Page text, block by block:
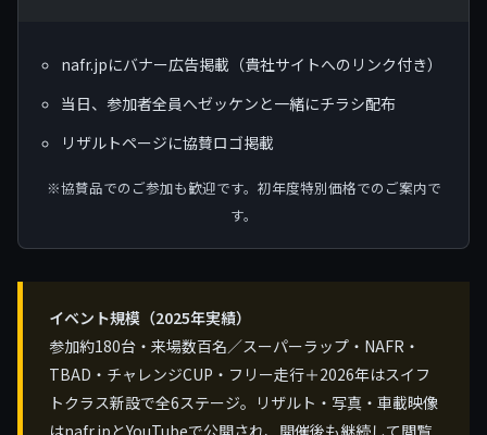
nafr.jpにバナー広告掲載（貴社サイトへのリンク付き）
当日、参加者全員へゼッケンと一緒にチラシ配布
リザルトページに協賛ロゴ掲載
※協賛品でのご参加も歓迎です。初年度特別価格でのご案内で
す。
イベント規模（2025年実績）
参加約180台・来場数百名／スーパーラップ・NAFR・
TBAD・チャレンジCUP・フリー走行＋2026年はスイフ
トクラス新設で全6ステージ。リザルト・写真・車載映像
はnafr.jpとYouTubeで公開され、開催後も継続して閲覧